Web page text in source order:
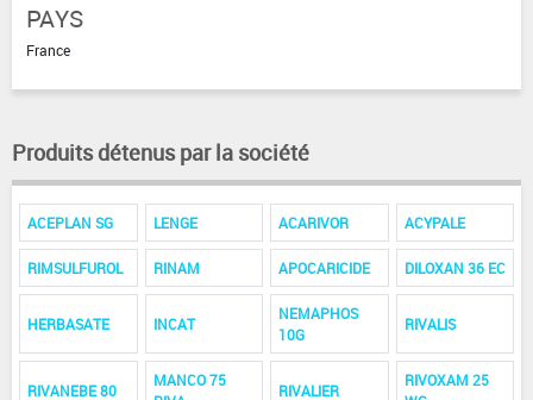
PAYS
France
Produits détenus par la société
ACEPLAN SG LENGE ACARIVOR ACYPALE
RIMSULFUROL RINAM APOCARICIDE DILOXAN 36 EC
HERBASATE INCAT
NEMAPHOS
10G
RIVALIS
RIVANEBE 80
MANCO 75
RIVALIER
RIVOXAM 25